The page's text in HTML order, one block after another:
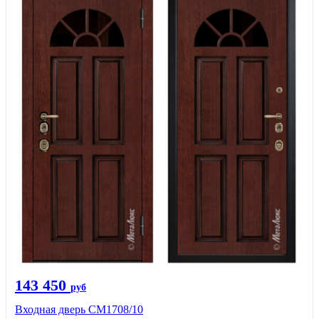
143 450 руб
Входная дверь CМ1708/10